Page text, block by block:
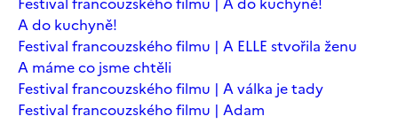
A do kuchyně!
Festival francouzského filmu | A ELLE stvořila ženu
A máme co jsme chtěli
Festival francouzského filmu | A válka je tady
Festival francouzského filmu | Adam